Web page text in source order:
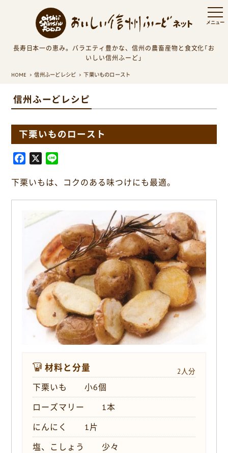
長寿日本一の恵み。バラエティ豊かな、信州の農畜産物と食文化「お
いしい信州ふーど」
HOME 信州ふーどレシピ 下栗いものロースト
信州ふーどレシピ
下栗いものロースト
c
X
下栗いもは、コクのある味つけにも最適。
材料と分量 2人分
下栗いも 小6個
ローズマリー 1本
にんにく 1片
塩、こしょう 少々